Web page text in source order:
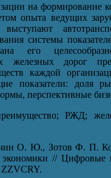
на формирование
опыта ведущих
выступают
системы
его
железных дорог
каждой
показатели: доля
перспективные
РЖД;
О. Ю., Зотов Ф. П.
экономики //
ZZVCRY.